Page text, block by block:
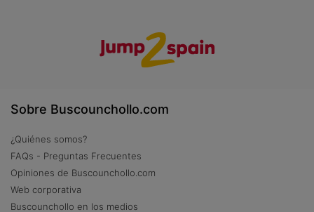
Sobre Buscounchollo.com
¿Quiénes somos?
FAQs - Preguntas Frecuentes
Opiniones de Buscounchollo.com
Web corporativa
Buscounchollo en los medios